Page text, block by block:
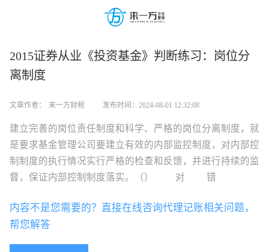
2015证券从业《投资基金》判断练习：岗位分
离制度
文章作者： 来一方财税 发布时间：2024-08-01 12:32:08
建立完善的岗位责任制度和科学、严格的岗位分离制度，就
是要求基金管理公司要建立有效的内部监控制度，对内部控
制制度的执行情况实行严格的检查和反馈，并进行持续的监
督，保证内部控制制度落实。（） 对 错
内容不是您需要的？直接在线咨询代理记账相关问题，
帮您解答